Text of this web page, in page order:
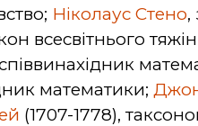
Ніколаус Стено,
всесвітнього
математики;
(1707-1778),